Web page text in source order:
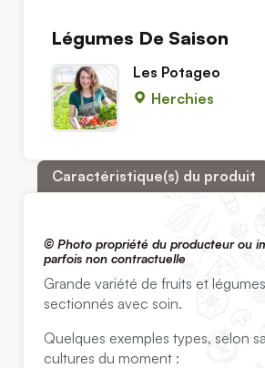
Légumes De Saison
Les Potageo
Herchies
Caractéristique(s) du produit
© Photo propriété du producteur ou
parfois non contractuelle
Grande variété de fruits et
sectionnés avec soin.
Quelques exemples types, selon
cultures du moment :